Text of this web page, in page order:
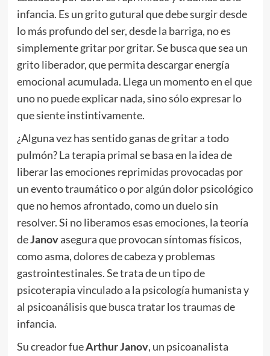
infancia. Es un grito gutural que debe surgir desde
lo más profundo del ser, desde la barriga, no es
simplemente gritar por gritar. Se busca que sea un
grito liberador, que permita descargar energía
emocional acumulada. Llega un momento en el que
uno no puede explicar nada, sino sólo expresar lo
que siente instintivamente.
¿Alguna vez has sentido ganas de gritar a todo
pulmón? La terapia primal se basa en la idea de
liberar las emociones reprimidas provocadas por
un evento traumático o por algún dolor psicológico
que no hemos afrontado, como un duelo sin
resolver. Si no liberamos esas emociones, la teoría
deJanovasegura que provocan síntomas físicos,
como asma, dolores de cabeza y problemas
gastrointestinales. Se trata de un tipo de
psicoterapia vinculado a la psicología humanista y
al psicoanálisis que busca tratar los traumas de
infancia.
Su creador fueArthur Janov, un psicoanalista